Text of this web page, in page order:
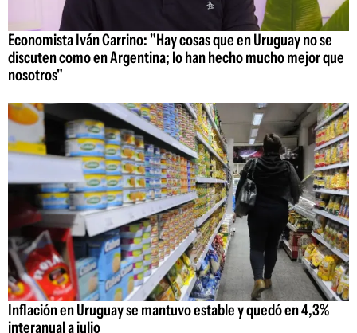
Economista Iván Carrino: "Hay cosas que en Uruguay no se
discuten como en Argentina; lo han hecho mucho mejor que
nosotros"
Inflación en Uruguay se mantuvo estable y quedó en 4,3%
interanual a julio